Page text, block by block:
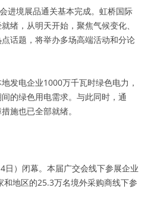
进境展品通关基本完成。虹桥国际
绪，从明天开始，聚焦气候变化、
话题，将举办多场高端活动和分论
发电企业1000万千瓦时绿色电力，
的绿色用电需求。与此同时，通
施也已全部就绪。
日）闭幕。本届广交会线下参展企业
地区的25.3万名境外采购商线下参